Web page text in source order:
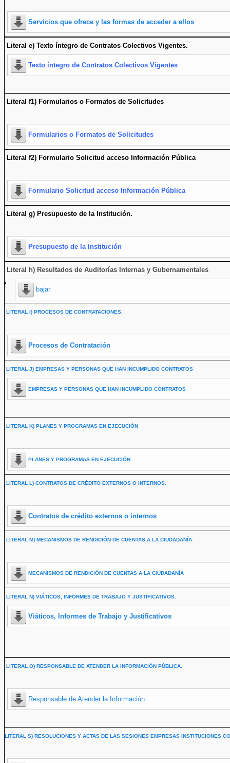
Servicios que ofrece y las formas de acceder a ellos
Literal e) Texto íntegro de Contratos Colectivos Vigentes.
Texto íntegro de Contratos Colectivos Vigentes
Literal f1) Formularios o Formatos de Solicitudes
Formularios o Formatos de Solicitudes
Literal f2) Formulario Solicitud acceso Información Pública
Formulario Solicitud acceso Información Pública
Literal g) Presupuesto de la Institución.
Presupuesto de la Institución
Literal h) Resultados de Auditorías Internas y Gubernamentales
bajar
LITERAL I) PROCESOS DE CONTRATACIONES.
Procesos de Contratación
LITERAL J) EMPRESAS Y PERSONAS QUE HAN INCUMPLIDO CONTRATOS
EMPRESAS Y PERSONAS QUE HAN INCUMPLIDO CONTRATOS
LITERAL K) PLANES Y PROGRAMAS EN EJECUCIÓN
PLANES Y PROGRAMAS EN EJECUCIÓN
LITERAL L) CONTRATOS DE CRÉDITO EXTERNOS O INTERNOS.
Contratos de crédito externos o internos
LITERAL M) MECANISMOS DE RENDICIÓN DE CUENTAS A LA CIUDADANÍA.
MECANISMOS DE RENDICIÓN DE CUENTAS A LA CIUDADANÍA
LITERAL N) VIÁTICOS, INFORMES DE TRABAJO Y JUSTIFICATIVOS.
Viáticos, Informes de Trabajo y Justificativos
LITERAL O) RESPONSABLE DE ATENDER LA INFORMACIÓN PÚBLICA.
Responsable de Atender la Información
LITERAL S) RESOLUCIONES Y ACTAS DE LAS SESIONES EMPRESAS INSTITUCIONES